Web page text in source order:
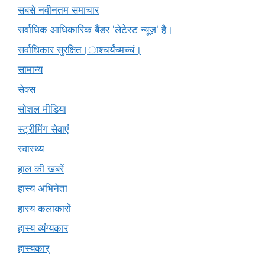
सबसे नवीनतम समाचार
सर्वाधिक आधिकारिक बैंडर 'लेटेस्ट न्यूज़' है।
सर्वाधिकार सुरक्षित।ाश्चर्यंच्मच्चं।
सामान्य
सेक्स
सोशल मीडिया
स्ट्रीमिंग सेवाएं
स्वास्थ्य
हाल की खबरें
हास्य अभिनेता
हास्य कलाकारों
हास्य व्यंग्यकार
हास्यकार्